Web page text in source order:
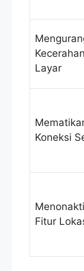
Kecerahan
Layar
Koneksi
Fitur